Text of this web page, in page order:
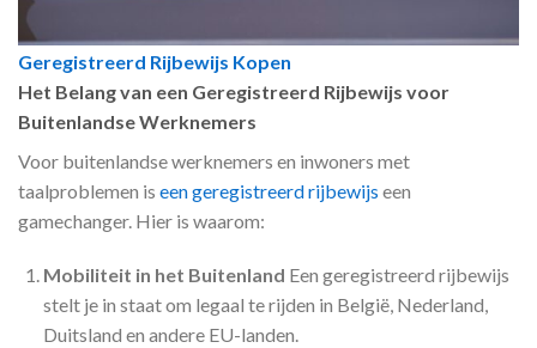
Geregistreerd Rijbewijs Kopen
Het Belang van een Geregistreerd Rijbewijs voor
Buitenlandse Werknemers
Voor buitenlandse werknemers en inwoners met
taalproblemen is een geregistreerd rijbewijs een
gamechanger. Hier is waarom:
Mobiliteit in het Buitenland Een geregistreerd rijbewijs
stelt je in staat om legaal te rijden in België, Nederland,
Duitsland en andere EU-landen.